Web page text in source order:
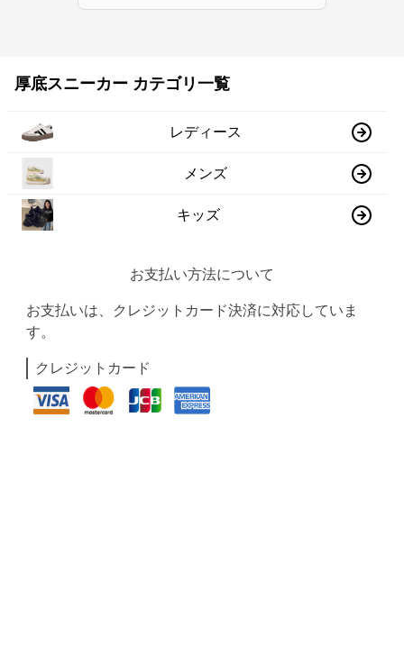
厚底スニーカー カテゴリ一覧
レディース
メンズ
キッズ
お支払い方法について
お支払いは、クレジットカード決済に対応していま
す。
クレジットカード